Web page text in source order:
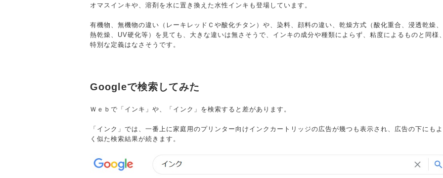
オマスインキや、溶剤を水に置き換えた水性インキも登場しています。
有機物、無機物の違い（レーキレッドＣや酸化チタン）や、染料、顔料の違い、乾燥方式（酸化重合、浸透乾燥、
熱乾燥、UV硬化等）を見ても、大きな違いは無さそうで、インキの成分や種類によらず、粘度によるものと同様
特別な定義はなさそうです。
Googleで検索してみた
Ｗｅｂで「インキ」や、「インク」を検索すると差があります。
「インク」では、一番上に家庭用のプリンター向けインクカートリッジの広告が幾つも表示され、広告の下にもよ
く似た検索結果が続きます。